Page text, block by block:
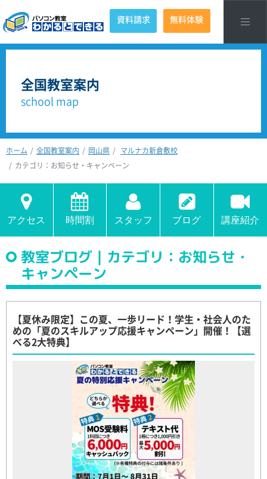
資料請求 無料体験
全国教室案内
school map
ホーム 全国教室案内 岡山県
マルナカ新倉敷校
カテゴリ：お知らせ・キャンペーン
アクセス 時間割 スタッフ ブログ 講座紹介
教室ブログ｜カテゴリ：お知らせ・
キャンペーン
【夏休み限定】この夏、一歩リード！学生・社会人のた
めの「夏のスキルアップ応援キャンペーン」開催！【選
べる2大特典】